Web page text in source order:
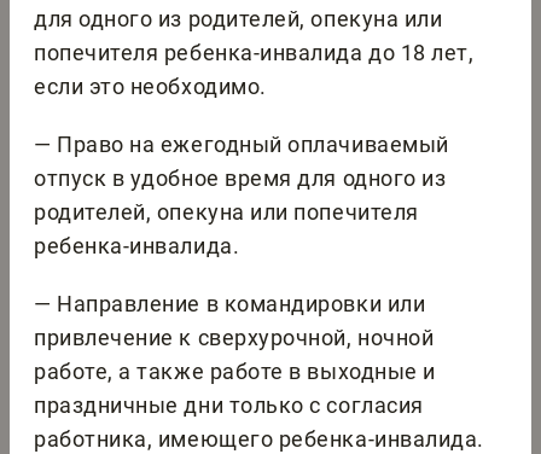
для одного из родителей, опекуна или
попечителя ребенка-инвалида до 18 лет,
если это необходимо.
— Право на ежегодный оплачиваемый
отпуск в удобное время для одного из
родителей, опекуна или попечителя
ребенка-инвалида.
— Направление в командировки или
привлечение к сверхурочной, ночной
работе, а также работе в выходные и
праздничные дни только с согласия
работника, имеющего ребенка-инвалида.